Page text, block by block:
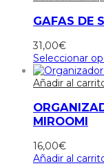
GAFAS DE
31,00€
Seleccionar
Añadir al
MIROOMI
16,00€
Añadir al